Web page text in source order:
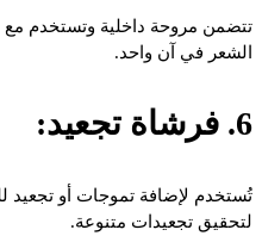
تتضمن مروحة داخلية وتستخدم
الشعر في آن واحد.
6. فرشاة تجعيد:
تُستخدم لإضافة تموجات أو تجعيد
لتحقيق تجعيدات متنوعة.